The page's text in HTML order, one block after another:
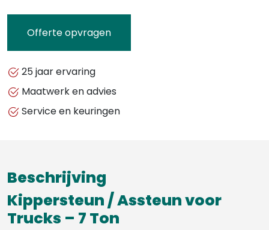
Offerte opvragen
25 jaar ervaring
Maatwerk en advies
Service en keuringen
Beschrijving
Kippersteun / Assteun voor
Trucks – 7 Ton